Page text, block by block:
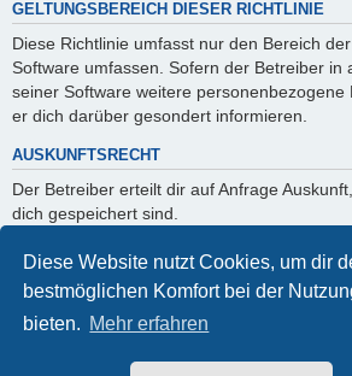
Diese Website nutzt Cookies, um dir
bestmöglichen Komfort bei der
bieten. Mehr erfahren
GELTUNGSBEREICH DIESER RICHTLINIE
Diese Richtlinie umfasst nur den Bereich
Software umfassen. Sofern der Betreiber in
seiner Software weitere personenbezogene
er dich darüber gesondert informieren.
AUSKUNFTSRECHT
Der Betreiber erteilt dir auf Anfrage
dich gespeichert sind.
Du kannst jederzeit die Löschung bzw.
verlangen. Kontaktiere hierzu bitte den